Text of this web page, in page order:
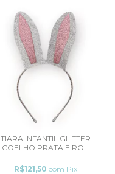
TIARA INFANTIL GLITTER
COELHO PRATA E RO...
R$121,50 com Pix